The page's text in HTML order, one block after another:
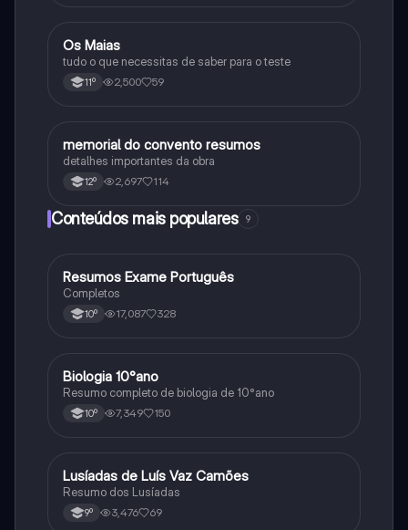
Português
Os Maias
tudo o que necessitas de saber para o teste
11º 2,500 59
Português
memorial do convento resumos
detalhes importantes da obra
12º 2,697 114
Conteúdos mais populares 9
Português
Resumos Exame Português
Completos
10º 17,087 328
Biologia
Biologia 10°ano
Resumo completo de biologia de 10°ano
10º 7,349 150
Português
Lusíadas de Luís Vaz Camões
Resumo dos Lusíadas
9º 3,476 69